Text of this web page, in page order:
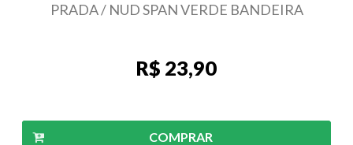
PRADA / NUD SPAN VERDE BANDEIRA
R$ 23,90
COMPRAR